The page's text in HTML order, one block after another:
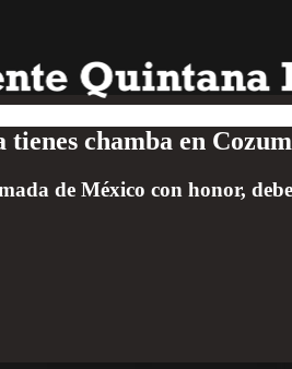
tienes chamba en
de México con honor,